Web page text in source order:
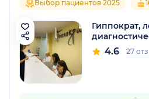
Выбор пациентов 2025
Гиппократ,
4.6 27